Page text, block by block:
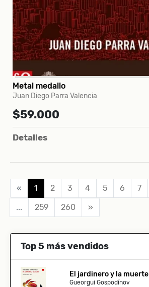
Top 5 más vendidos
El jardinero y la muerte
Gueorgui Gospodínov
Metal medallo
Juan Diego Parra Valencia
$59.000
Detalles
« 1 2 3 4 5 6 7
...
259 260 »